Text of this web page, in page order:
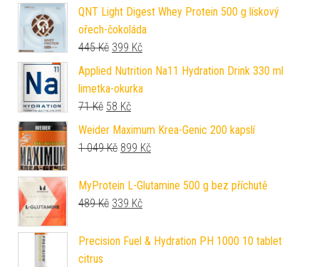
QNT Light Digest Whey Protein 500 g lískový
ořech-čokoláda
445Kč Původní cena byla: 445 Kč.
399 KčAktuální cena je: 399 Kč.
Applied Nutrition Na11 Hydration Drink 330 ml
limetka-okurka
71Kč Původní cena byla: 71 Kč.
58 KčAktuální cena je: 58 Kč.
Weider Maximum Krea-Genic 200 kapslí
1 049Kč Původní cena byla: 1 049 Kč.
899 KčAktuální cena je: 899 Kč.
MyProtein L-Glutamine 500 g bez příchutě
489Kč Původní cena byla: 489 Kč.
339 KčAktuální cena je: 339 Kč.
Precision Fuel & Hydration PH 1000 10 tablet
citrus